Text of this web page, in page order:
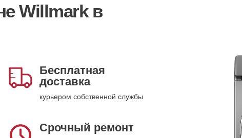
Willmark в
Бесплатная
доставка
курьером собственной службы
Срочный ремонт